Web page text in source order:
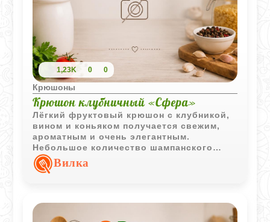
1,23K 0 0
Крюшоны
Крюшон клубничный «Сфера»
Лёгкий фруктовый крюшон с клубникой,
вином и коньяком получается свежим,
ароматным и очень элегантным.
Небольшое количество шампанского
придаёт напитку особую лёгкость и
делает подачу более праздничной.
Вилка